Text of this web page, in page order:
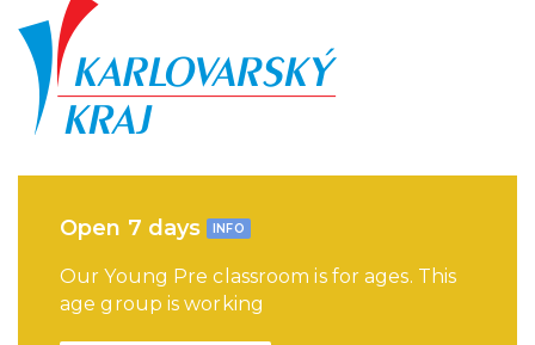
Open 7 days INFO
Our Young Pre classroom is for ages. This
age group is working